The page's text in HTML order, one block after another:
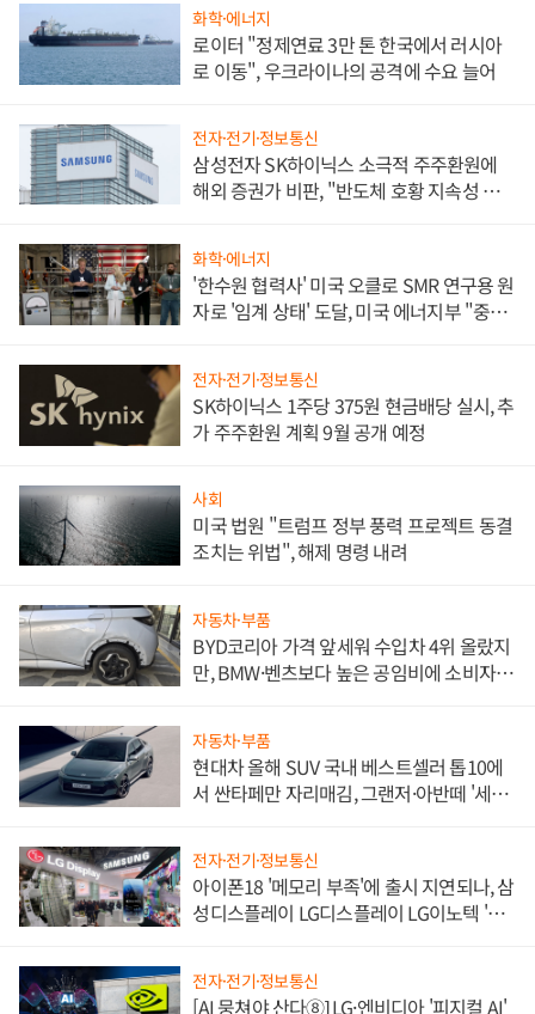
화학·에너지
로이터 "정제연료 3만 톤 한국에서 러시아
로 이동", 우크라이나의 공격에 수요 늘어
전자·전기·정보통신
삼성전자 SK하이닉스 소극적 주주환원에
해외 증권가 비판, "반도체 호황 지속성 의
화학·에너지
'한수원 협력사' 미국 오클로 SMR 연구용 원
자로 '임계 상태' 도달, 미국 에너지부 "중요
전자·전기·정보통신
SK하이닉스 1주당 375원 현금배당 실시, 추
가 주주환원 계획 9월 공개 예정
사회
미국 법원 "트럼프 정부 풍력 프로젝트 동결
조치는 위법", 해제 명령 내려
자동차·부품
BYD코리아 가격 앞세워 수입차 4위 올랐지
만, BMW·벤츠보다 높은 공임비에 소비자
자동차·부품
현대차 올해 SUV 국내 베스트셀러 톱10에
서 싼타페만 자리매김, 그랜저·아반떼 '세단
전자·전기·정보통신
아이폰18 '메모리 부족'에 출시 지연되나, 삼
성디스플레이 LG디스플레이 LG이노텍 '탈
전자·전기·정보통신
[AI 뭉쳐야 산다⑧] LG·엔비디아 '피지컬 AI'